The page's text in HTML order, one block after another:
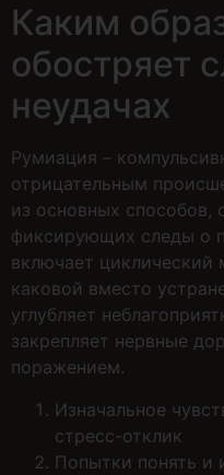
Каким
обостряет
неудачах
Румиация –
отрицательным
из основных способов,
фиксирующих следы о
включает циклический
каковой вместо
углубляет
закрепляет нервные
поражением.
Изначальное
стресс-отклик
Попытки понять и